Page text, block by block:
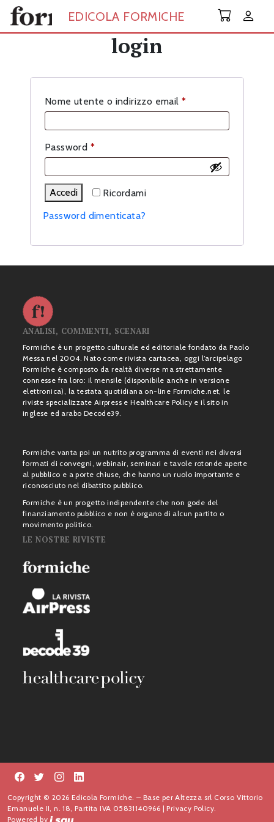
Skip to main content
EDICOLA FORMICHE
login
Nome utente o indirizzo email *Richiesto
Password *Richiesto
Ricordami
Accedi
Password dimenticata?
ANALISI, COMMENTI, SCENARI
Formiche è un progetto culturale ed editoriale fondato da Paolo
Messa nel 2004. Nato come rivista cartacea, oggi l’arcipelago
Formiche è composto da realtà diverse ma strettamente
connesse fra loro: il mensile (disponibile anche in versione
elettronica), la testata quotidiana on-line Formiche.net, le
riviste specializzate Airpress e Healthcare Policy e il sito in
inglese ed arabo Decode39.
Formiche vanta poi un nutrito programma di eventi nei diversi
formati di convegni, webinair, seminari e tavole rotonde aperte
al pubblico e a porte chiuse, che hanno un ruolo importante e
riconosciuto nel dibattito pubblico.
Formiche è un progetto indipendente che non gode del
finanziamento pubblico e non è organo di alcun partito o
movimento politico.
LE NOSTRE RIVISTE
Copyright © 2026 Edicola Formiche. – Base per Altezza srl Corso Vittorio
Emanuele II, n. 18, Partita IVA 05831140966 |Privacy Policy.
Powered by